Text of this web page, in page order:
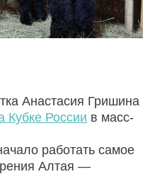
Анастасия Гришина
Кубке России в масс-
работать самое
Алтая —